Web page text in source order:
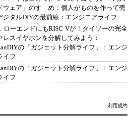
ウェア」のすゝめ：個人がものを作って売
ジタルDIYの最前線：エンジニアライフ
ローエンドにもRISC-Vが！ダイソーの完全
レスイヤホンを分解してみよう：
の「ガジェット分解ライフ」：エンジ
イフ
の「ガジェット分解ライフ」：エンジ
イフ
利用規約